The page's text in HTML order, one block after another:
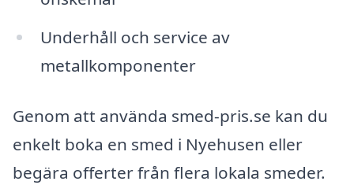
Underhåll och service av
metallkomponenter
Genom att använda smed-pris.se kan du
enkelt boka en smed i Nyehusen eller
begära offerter från flera lokala smeder.